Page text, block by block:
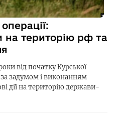
на територію рф та
від початку Курської
задумом і виконанням
дії на територію держави-